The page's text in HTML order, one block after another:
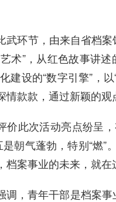
武环节，由来自省档
术”，从红色故事讲
建设的“数字引擎”，
情款款，通过新颖的
价此次活动亮点纷呈
是朝气蓬勃，特别“燃
档案事业的未来，就在
调，青年干部是档案